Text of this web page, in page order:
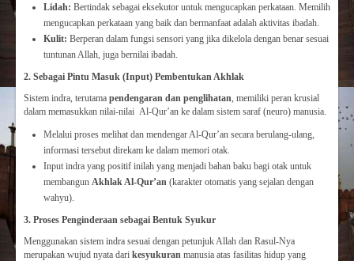
Lidah: Bertindak sebagai eksekutor untuk mengucapkan perkataan. Memilih
mengucapkan perkataan yang baik dan bermanfaat adalah aktivitas ibadah.
Kulit: Berperan dalam fungsi sensori yang jika dikelola dengan benar sesuai
tuntunan Allah, juga bernilai ibadah.
2. Sebagai Pintu Masuk (Input) Pembentukan Akhlak
Sistem indra, terutama pendengaran dan penglihatan, memiliki peran krusial
dalam memasukkan nilai-nilai Al-Qur’an ke dalam sistem saraf (neuro) manusia.
Melalui proses melihat dan mendengar Al-Qur’an secara berulang-ulang,
informasi tersebut direkam ke dalam memori otak.
Input indra yang positif inilah yang menjadi bahan baku bagi otak untuk
membangun Akhlak Al-Qur’an (karakter otomatis yang sejalan dengan
wahyu).
3. Proses Penginderaan sebagai Bentuk Syukur
Menggunakan sistem indra sesuai dengan petunjuk Allah dan Rasul-Nya
merupakan wujud nyata dari kesyukuran manusia atas fasilitas hidup yang